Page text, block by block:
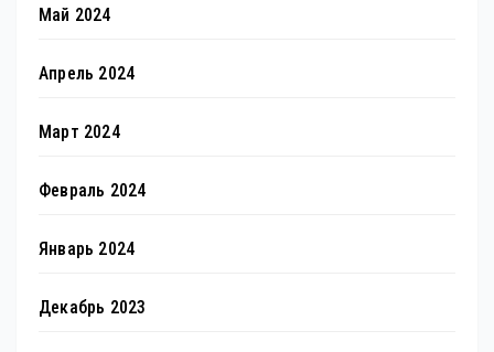
Май 2024
Апрель 2024
Март 2024
Февраль 2024
Январь 2024
Декабрь 2023